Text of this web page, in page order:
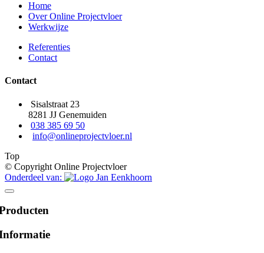
Home
Over Online Projectvloer
Werkwijze
Referenties
Contact
Contact
Sisalstraat 23
8281 JJ Genemuiden
038 385 69 50
info@onlineprojectvloer.nl
Top
© Copyright Online Projectvloer
Onderdeel van: